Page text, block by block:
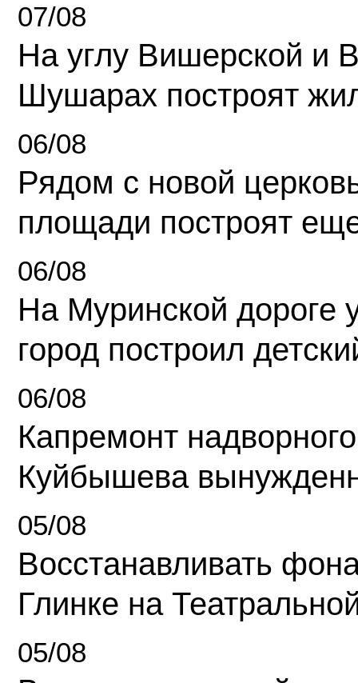
07/08
На углу Вишерской и
Шушарах построят
06/08
Рядом с новой
площади построят
06/08
На Муринской дороге
город построил
06/08
Капремонт
Куйбышева
05/08
Восстанавливать
Глинке на
05/08